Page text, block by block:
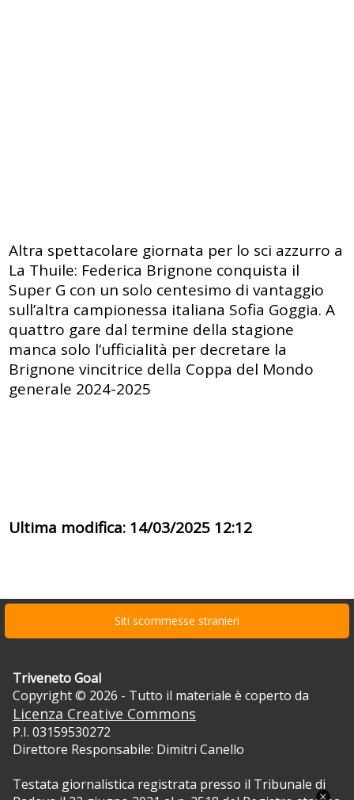
Altra spettacolare giornata per lo sci azzurro a
La Thuile: Federica Brignone conquista il
Super G con un solo centesimo di vantaggio
sull’altra campionessa italiana Sofia Goggia. A
quattro gare dal termine della stagione
manca solo l’ufficialità per decretare la
Brignone vincitrice della Coppa del Mondo
generale 2024-2025
Ultima modifica: 14/03/2025 12:12
Siti scommesse stranieri
Triveneto Goal
Copyright © 2026 - Tutto il materiale è coperto da
Licenza Creative Commons
P.I. 03159530272
Direttore Responsabile: Dimitri Canello
Testata giornalistica registrata presso il Tribunale di